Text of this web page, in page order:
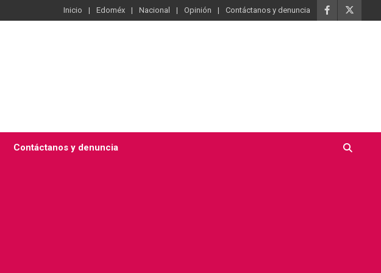
Inicio Edoméx Nacional Opinión Contáctanos y denuncia
Contáctanos y denuncia